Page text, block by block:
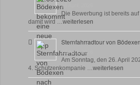
28 April, 2026
Die Bewerbung ist bereits
damit wird …weiterlesen
Sternfahrradtour von
23 April, 2026
Am Sonntag, den 26. April
4. Schützenkompanie …weiterlesen